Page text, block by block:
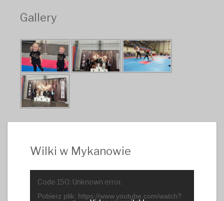
Gallery
Wilki w Mykanowie
Code 150: Unknown error.
Pobierz plik: https://www.youtube.com/watch?